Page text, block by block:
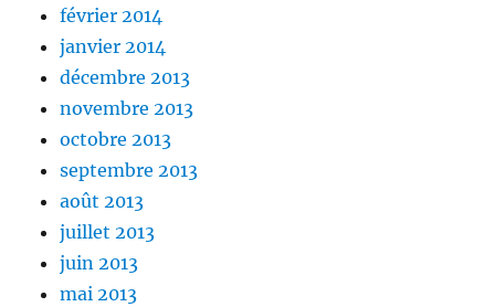
février 2014
janvier 2014
décembre 2013
novembre 2013
octobre 2013
septembre 2013
août 2013
juillet 2013
juin 2013
mai 2013